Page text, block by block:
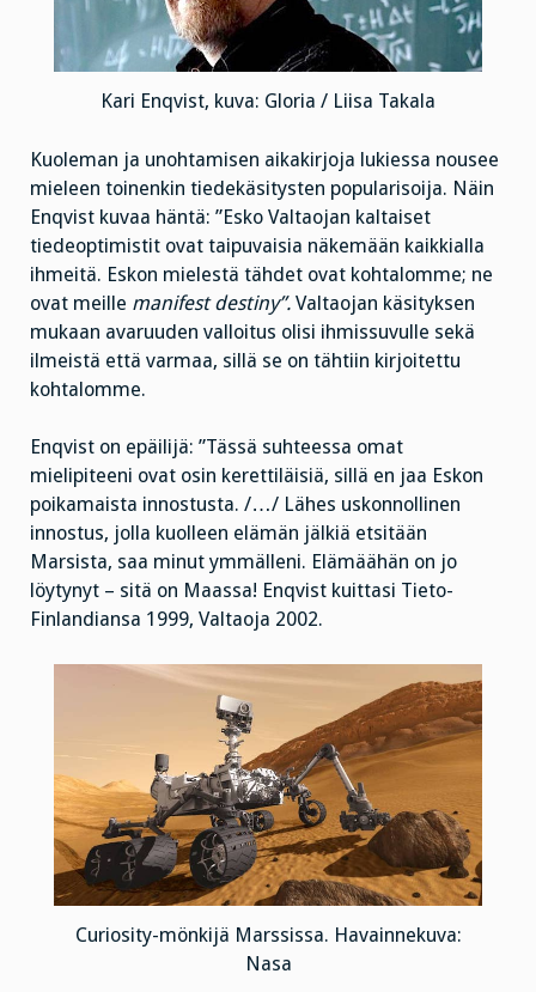
Kari Enqvist, kuva: Gloria / Liisa Takala
Kuoleman ja unohtamisen aikakirjoja lukiessa nousee
mieleen toinenkin tiedekäsitysten popularisoija. Näin
Enqvist kuvaa häntä: ”Esko Valtaojan kaltaiset
tiedeoptimistit ovat taipuvaisia näkemään kaikkialla
ihmeitä. Eskon mielestä tähdet ovat kohtalomme; ne
ovat meille manifest destiny”. Valtaojan käsityksen
mukaan avaruuden valloitus olisi ihmissuvulle sekä
ilmeistä että varmaa, sillä se on tähtiin kirjoitettu
kohtalomme.
Enqvist on epäilijä: ”Tässä suhteessa omat
mielipiteeni ovat osin kerettiläisiä, sillä en jaa Eskon
poikamaista innostusta. /…/ Lähes uskonnollinen
innostus, jolla kuolleen elämän jälkiä etsitään
Marsista, saa minut ymmälleni. Elämäähän on jo
löytynyt – sitä on Maassa! Enqvist kuittasi Tieto-
Finlandiansa 1999, Valtaoja 2002.
Curiosity-mönkijä Marssissa. Havainnekuva:
Nasa